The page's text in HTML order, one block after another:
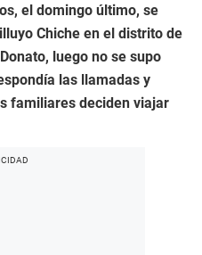
el domingo último, se
Chiche en el distrito de
luego no se supo
las llamadas y
familiares deciden viajar